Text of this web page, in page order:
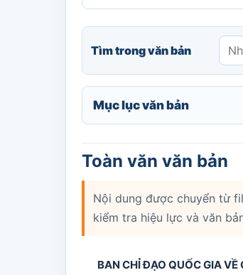
Tìm trong văn bản
Mục lục văn bản
Toàn văn văn bản
Nội dung được chuyển từ
kiểm tra hiệu lực và văn
BAN CHỈ ĐẠO QUỐC GIA VỀ